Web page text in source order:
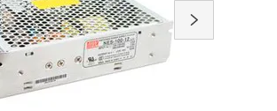
9º telhas
10º porcelanato acetinado